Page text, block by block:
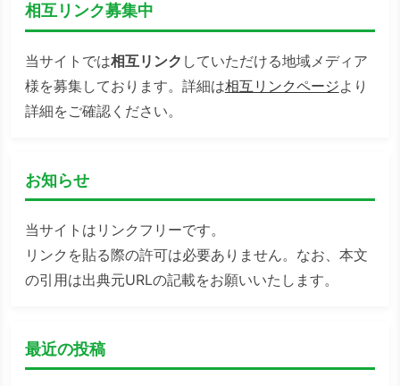
相互リンク募集中
当サイトでは相互リンク していただける地域メディア
様を募集しております。詳細は相互リンクページより
詳細をご確認ください。
お知らせ
当サイトはリンクフリーです。
リンクを貼る際の許可は必要ありません。なお、本文
の引用は出典元URLの記載をお願いいたします。
最近の投稿